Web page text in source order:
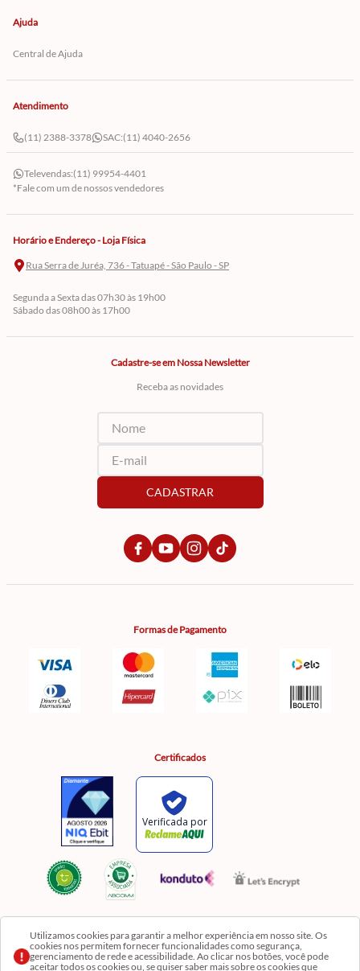
Utilizamos cookies para garantir a melhor experiência em nosso site. Os
cookies nos permitem fornecer funcionalidades como segurança,
gerenciamento de rede e acessibilidade. Ao clicar nos botões, você pode
aceitar todos os cookies ou, se quiser saber mais sobre os cookies que
Ajuda
Central de Ajuda
Atendimento
(11) 2388-3378 SAC:(11) 4040-2656
Televendas:(11) 99954-4401
*Fale com um de nossos vendedores
Horário e Endereço - Loja Física
Rua Serra de Juréa, 736 - Tatuapé - São Paulo - SP
Segunda a Sexta das 07h30 às 19h00
Sábado das 08h00 às 17h00
Cadastre-se em Nossa Newsletter
Receba as novidades
CADASTRAR
Formas de Pagamento
Certificados
Razão Social: Comercial Luzia Meire de Gêneros Alimentícios LTDA | CNPJ:
08.991.182/0001-11